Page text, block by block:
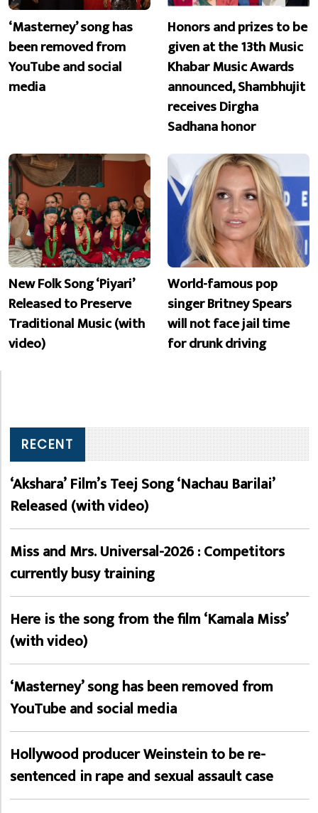
‘Masterney’ song has
been removed from
YouTube and social
media
Honors and prizes to be
given at the 13th Music
Khabar Music Awards
announced, Shambhujit
receives Dirgha
Sadhana honor
New Folk Song ‘Piyari’
Released to Preserve
Traditional Music (with
video)
World-famous pop
singer Britney Spears
will not face jail time
for drunk driving
RECENT
‘Akshara’ Film’s Teej Song ‘Nachau Barilai’
Released (with video)
Miss and Mrs. Universal-2026 : Competitors
currently busy training
Here is the song from the film ‘Kamala Miss’
(with video)
‘Masterney’ song has been removed from
YouTube and social media
Hollywood producer Weinstein to be re-
sentenced in rape and sexual assault case